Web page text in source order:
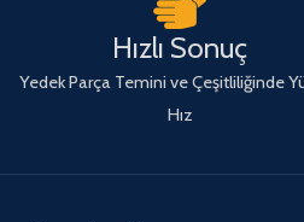
Hızlı Sonuç
Yedek Parça Temini ve Çeşitliliğinde
Hız